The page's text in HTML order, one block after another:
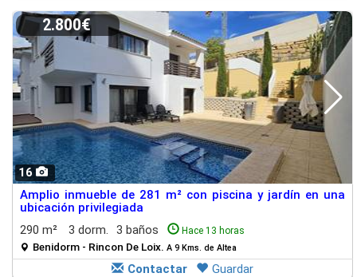
16
2.800€
Amplio inmueble de 281 m² con piscina y jardín en una
ubicación privilegiada
290 m²
3 dorm. 3 baños Hace 13 horas
Benidorm - Rincon De Loix. A 9 Kms. de Altea
Contactar Guardar